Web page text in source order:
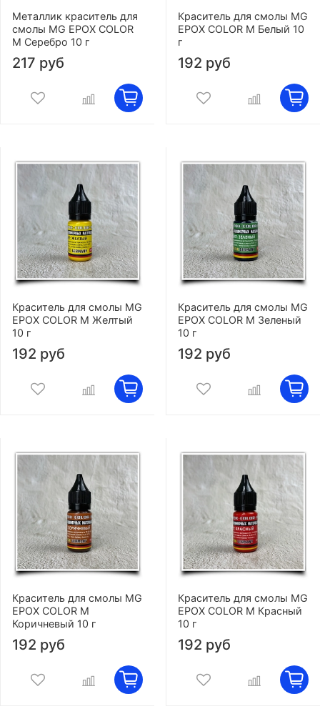
Металлик краситель для
смолы MG EPOX COLOR
M Серебро 10 г
217 руб
Краситель для смолы MG
EPOX COLOR M Белый 10
г
192 руб
Краситель для смолы MG
EPOX COLOR M Желтый
10 г
192 руб
Краситель для смолы MG
EPOX COLOR M Зеленый
10 г
192 руб
Краситель для смолы MG
EPOX COLOR M
Коричневый 10 г
192 руб
Краситель для смолы MG
EPOX COLOR M Красный
10 г
192 руб